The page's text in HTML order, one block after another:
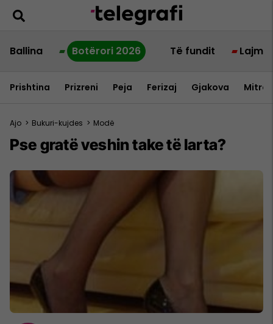
Ballina Botërori 2026 Të fundit Lajme
Prishtina Prizreni Peja Ferizaj Gjakova
Ajo > Bukuri-kujdes > Modë
Pse gratë veshin take të larta?